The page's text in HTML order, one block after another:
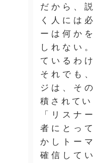
だから、
く人には
ーは何か
しれない
ているわ
それでも
ジは、そ
積されてい
「リスナ
者にとっ
かしトー
確信して